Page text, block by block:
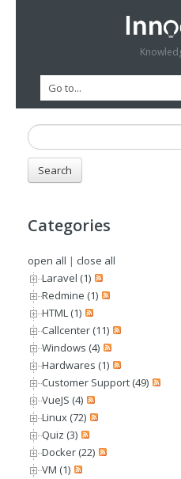
Categories
open all | close all
Laravel (1)
Redmine (1)
HTML (1)
Callcenter (11)
Windows (4)
Hardwares (1)
Customer Support (49)
VueJS (4)
Linux (72)
Quiz (3)
Docker (22)
VM (1)